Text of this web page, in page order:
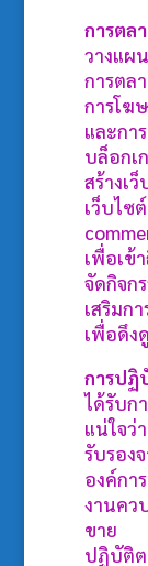
การตล
วางแผ
การตล
การโฆ
และกา
บล็อกเ
สร้างเ
เว็บไซ
เพื่อเข้
จัดกิจก
เสริมก
เพื่อดึง
การปฏิ
ได้รับก
แน่ใจว่
รับรอง
องค์กา
งานคว
ขาย
ปฏิบัติ